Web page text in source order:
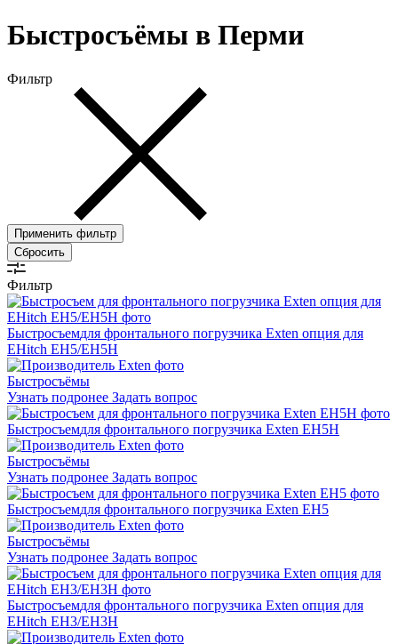
Быстросъёмы в Перми
Фильтр
Сбросить
Фильтр
Быстросъемдля фронтального погрузчика Exten опция для
EHitch EH5/EH5H
Быстросъёмы
Узнать подронее Задать вопрос
Быстросъемдля фронтального погрузчика Exten EH5H
Быстросъёмы
Узнать подронее Задать вопрос
Быстросъемдля фронтального погрузчика Exten EH5
Быстросъёмы
Узнать подронее Задать вопрос
Быстросъемдля фронтального погрузчика Exten опция для
EHitch EH3/EH3H